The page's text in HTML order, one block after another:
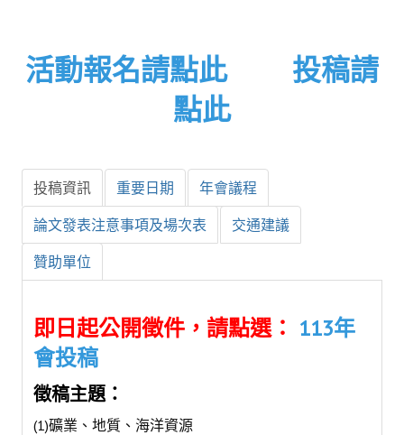
歷年傑出服務貢獻獎得獎人
本會榮獲內政部104年全國性社會暨職業團體工作品鑑「甲等獎」
本會朱前理事長榮獲2012年第30屆國家傑出總經理獎
鑛冶期刊獲行政院頒發雜誌金鼎獎
歷年詹天佑論文獎與中工會論文得獎人
學會出版品
鑛冶期刊 (需登入會員)
鑛冶期刊徵稿
活動報名請點此
投稿請
點此
投稿資訊 重要日期 年會議程
論文發表注意事項及場次表 交通建議
贊助單位
即日起公開徵件，請點選： 113年
會投稿
徵稿主題：
(1)礦業、地質、海洋資源